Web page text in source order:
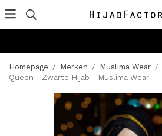
Homepage / Merken / Muslima Wear /
Queen - Zwarte Hijab - Muslima Wear